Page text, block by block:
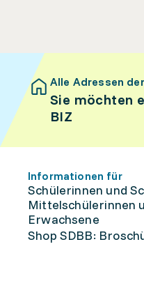
Alle Adressen
Sie möchten
BIZ
Informationen für
Schülerinnen und
Mittelschülerinnen
Erwachsene
Shop SDBB: